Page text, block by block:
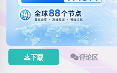
下载 评论区